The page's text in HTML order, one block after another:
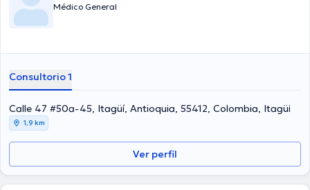
Médico General
Consultorio 1
Calle 47 #50a-45, Itagüí, Antioquia, 55412, Colombia, Itagüí
1,9 km
Ver perfil